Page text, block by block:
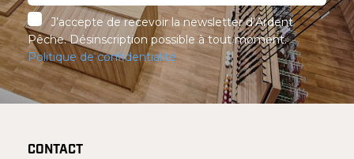
J’accepte de recevoir la newsletter d’Ardent
Pêche. Désinscription possible à tout moment.
Politique de confidentialité
CONTACT